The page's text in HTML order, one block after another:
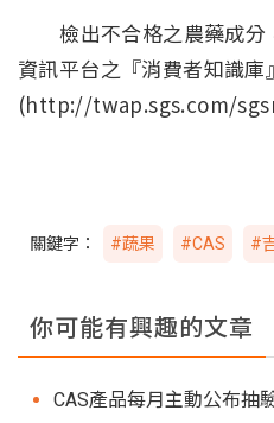
檢出不合格之農藥成分
資訊平台之『消費者知識庫』
(http://twap.sgs.com/
關鍵字： #蔬果 #CAS #
你可能有興趣的文章
CAS產品每月主動公布抽